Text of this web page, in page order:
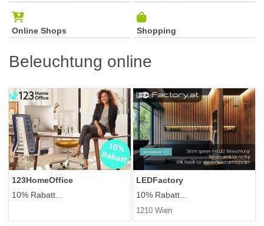
Online Shops Shopping
Beleuchtung online
123HomeOffice
10% Rabatt...
LEDFactory
10% Rabatt...
1210 Wien